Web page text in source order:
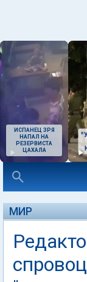
ИСПАНЕЦ ЗРЯ
НАПАЛ НА
РЕЗЕРВИСТА
ЦАХАЛА
МИР